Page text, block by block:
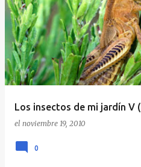
Los insectos de mi jardín V
el noviembre 19, 2010
0